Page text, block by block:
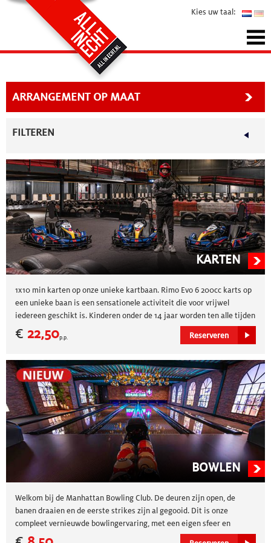
Kies uw taal:
ARRANGEMENT OP MAAT
FILTEREN
Standaard
Budget p.p.
€0,- p.p.
Personen
0personen
Locaties
Indoor
Outdoor
Doelgroep
Kinderen
Volwassenen
Type
KARTEN
1x10 min karten op onze unieke kartbaan. Rimo Evo 6 200cc karts op
een unieke baan is een sensationele activiteit die voor vrijwel
iedereen geschikt is. Kinderen onder de 14 jaar worden ten alle tijden
geplaatst in een gezinsheat. Reserveer karten nu online of bel0475 -
418 900.
€ 22,50p.p. Reserveren
BOWLEN
Welkom bij de Manhattan Bowling Club. De deuren zijn open, de
banen draaien en de eerste strikes zijn al gegooid. Dit is onze
compleet vernieuwde bowlingervaring, met een eigen sfeer en
karakter!